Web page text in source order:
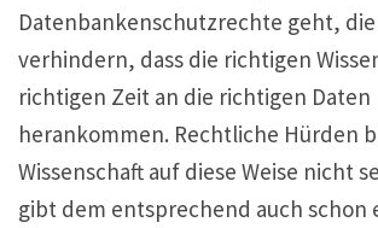
Datenbankenschutzrechte geht,
verhindern, dass die richtigen
richtigen Zeit an die richtigen Daten
herankommen. Rechtliche Hürden
Wissenschaft auf diese Weise nicht
gibt dem entsprechend auch schon